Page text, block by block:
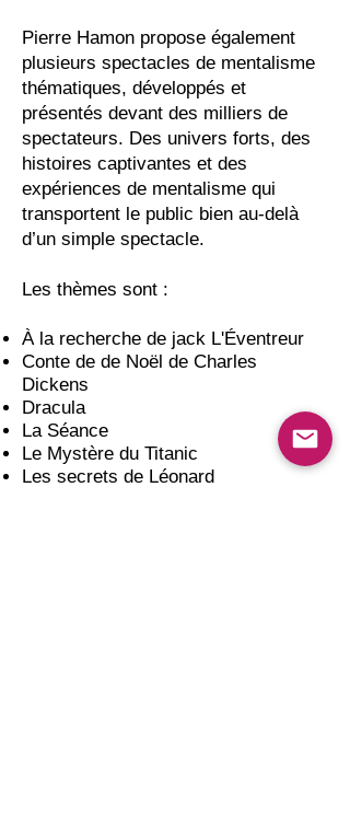
Pierre Hamon propose également
plusieurs spectacles de mentalisme
thématiques, développés et
présentés devant des milliers de
spectateurs. Des univers forts, des
histoires captivantes et des
expériences de mentalisme qui
transportent le public bien au-delà
d’un simple spectacle.
Les thèmes sont :
À la recherche de jack L'Éventreur
Conte de de Noël de Charles
Dickens
Dracula
La Séance
Le Mystère du Titanic
Les secrets de Léonard